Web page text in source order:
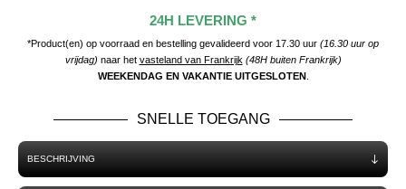
24H LEVERING *
*Product(en) op voorraad en bestelling gevalideerd voor 17.30 uur (16.30 uur op
vrijdag) naar het vasteland van Frankrijk (48H buiten Frankrijk)
WEEKENDAG EN VAKANTIE UITGESLOTEN.
SNELLE TOEGANG
BESCHRIJVING